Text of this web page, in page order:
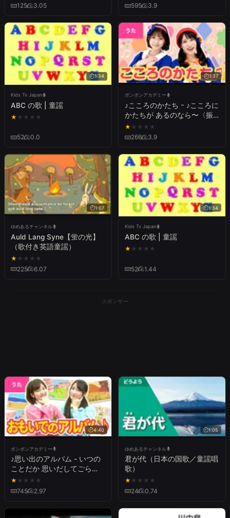
メイド』／日本語版)
125 3.05 595 3.9
1:34
Kids Tv Japan
ABC の歌 | 童謡
★ ★ ★ ★ ★
52 0.0
1:37
ボンボンアカデミー
♪こころのかたち ｰ ♪こころに
かたちが あるのなら〜〈振
りつき〉【新沢としひこ＆中
川ひろたか】
★ ★ ★ ★ ★
266 3.9
1:07
ゆめあるチャンネル
Auld Lang Syne【蛍の光】
（歌付き英語童謡）
★ ★ ★ ★ ★
225 6.07
1:34
Kids Tv Japan
ABC の歌 | 童謡
★ ★ ★ ★ ★
52 1.44
スポンサー
4:40
ボンボンアカデミー
♪思い出のアルバム - いつの
ことだか 思いだしてごら
ん〜♪〈卒業ソング・卒園ソ
ング〉【日本の歌・唱歌】
★ ★ ★ ★ ★
745 2.97
1:05
ゆめあるチャンネル
君が代（日本の国歌／童謡唱
歌）
★ ★ ★ ★ ★
24 0.74